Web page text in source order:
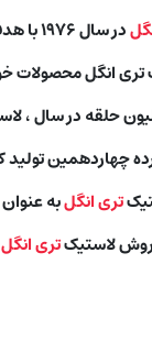
در سال ۱۹۷۶ با هدف تولید لاستیک در شاندونگ چین تاسیس شد.
انگل محصولات
چهاردهمین تولید
تری انگلبه
لاستیکتری انگل